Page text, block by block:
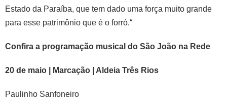
Estado da Paraíba, que tem dado uma força muito grande
para esse patrimônio que é o forró.”
Confira a programação musical do São João na Rede
20 de maio | Marcação | Aldeia Três Rios
Paulinho Sanfoneiro